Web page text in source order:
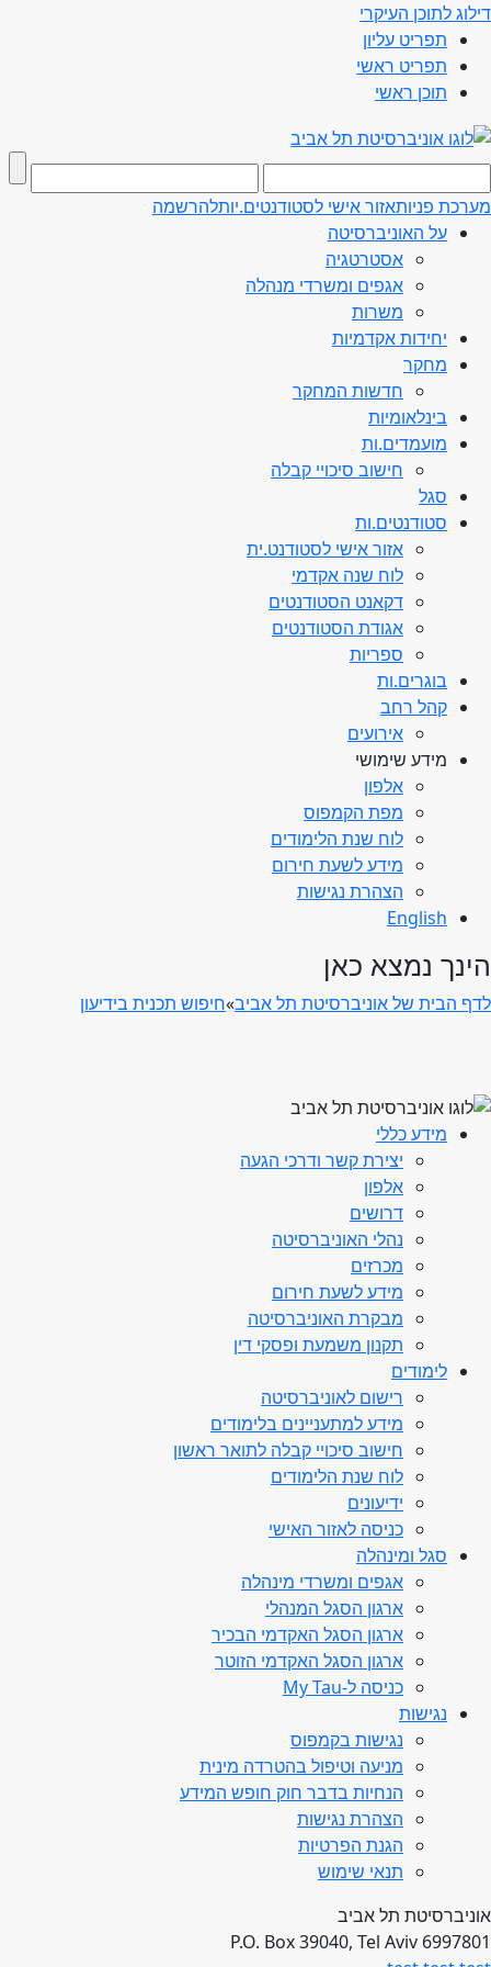
דילוג לתוכן העיקרי
תפריט עליון
תפריט ראשי
תוכן ראשי
מערכת פניותאזור אישי לסטודנטים.יותלהרשמה
על האוניברסיטה
אסטרטגיה
אגפים ומשרדי מנהלה
משרות
יחידות אקדמיות
מחקר
חדשות המחקר
בינלאומיות
מועמדים.ות
חישוב סיכויי קבלה
סגל
סטודנטים.ות
אזור אישי לסטודנט.ית
לוח שנה אקדמי
דקאנט הסטודנטים
אגודת הסטודנטים
ספריות
בוגרים.ות
קהל רחב
אירועים
מידע שימושי
אלפון
מפת הקמפוס
לוח שנת הלימודים
מידע לשעת חירום
הצהרת נגישות
English
הינך נמצא כאן
לדף הבית של אוניברסיטת תל אביב»חיפוש תכנית בידיעון
מידע כללי
יצירת קשר ודרכי הגעה
אלפון
דרושים
נהלי האוניברסיטה
מכרזים
מידע לשעת חירום
מבקרת האוניברסיטה
תקנון משמעת ופסקי דין
לימודים
רישום לאוניברסיטה
מידע למתעניינים בלימודים
חישוב סיכויי קבלה לתואר ראשון
לוח שנת הלימודים
ידיעונים
כניסה לאזור האישי
סגל ומינהלה
אגפים ומשרדי מינהלה
ארגון הסגל המנהלי
ארגון הסגל האקדמי הבכיר
ארגון הסגל האקדמי הזוטר
כניסה ל-My Tau
נגישות
נגישות בקמפוס
מניעה וטיפול בהטרדה מינית
הנחיות בדבר חוק חופש המידע
הצהרת נגישות
הגנת הפרטיות
תנאי שימוש
אוניברסיטת תל אביב
P.O. Box 39040, Tel Aviv 6997801